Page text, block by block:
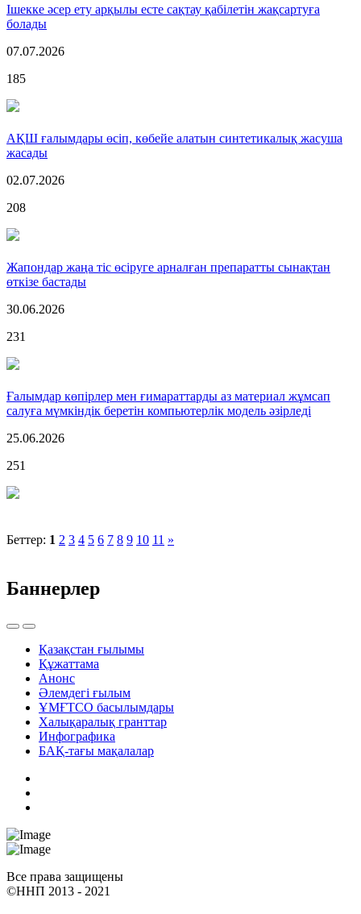
Ішекке әсер ету арқылы есте сақтау қабілетін жақсартуға
болады
07.07.2026
185
АҚШ ғалымдары өсіп, көбейе алатын синтетикалық жасуша
жасады
02.07.2026
208
Жапондар жаңа тіс өсіруге арналған препаратты сынақтан
өткізе бастады
30.06.2026
231
Ғалымдар көпірлер мен ғимараттарды аз материал жұмсап
салуға мүмкіндік беретін компьютерлік модель әзірледі
25.06.2026
251
Беттер: 1 2 3 4 5 6 7 8 9 10 11 »
Баннерлер
Қазақстан ғылымы
Құжаттама
Анонс
Әлемдегі ғылым
ҰМҒТСО басылымдары
Халықаралық гранттар
Инфографика
БАҚ-тағы мақалалар
Все права защищены
©ННП 2013 - 2021